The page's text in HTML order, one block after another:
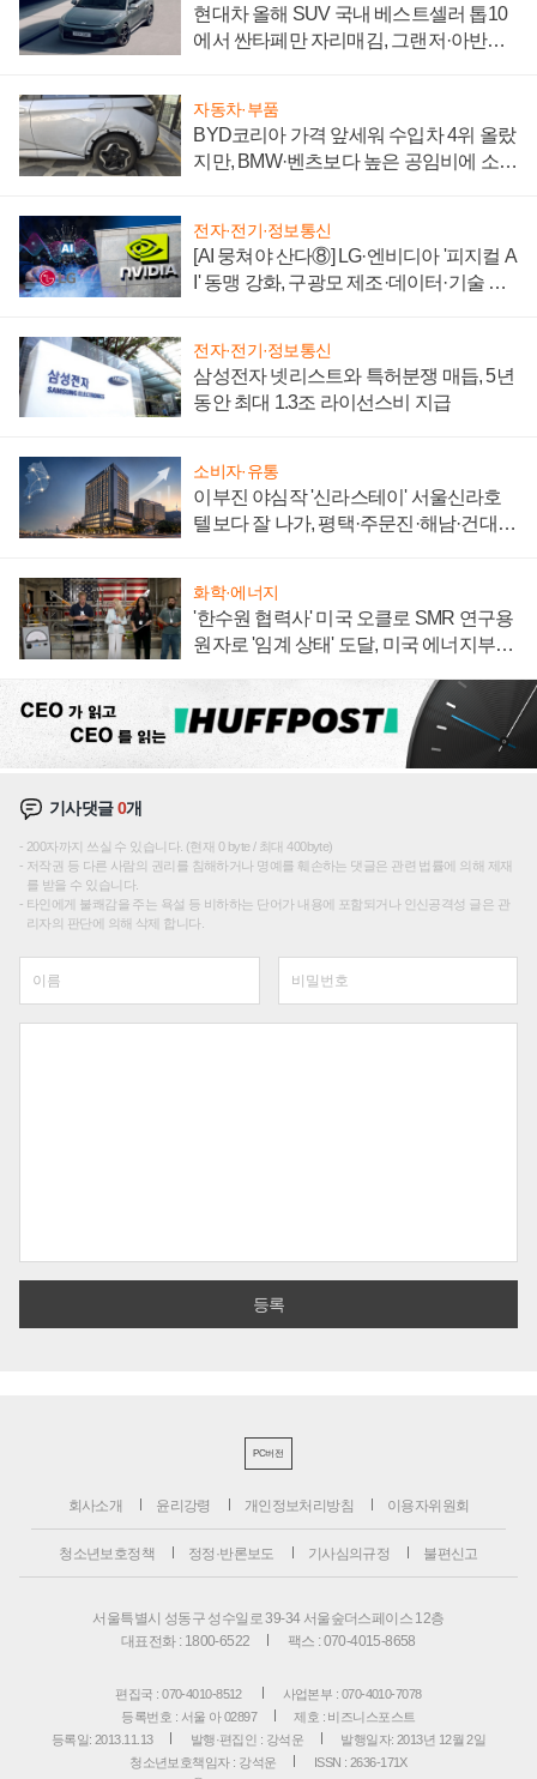
현대차 올해 SUV 국내 베스트셀러 톱10
에서 싼타페만 자리매김, 그랜저·아반떼
자동차·부품
BYD코리아 가격 앞세워 수입차 4위 올랐
지만, BMW·벤츠보다 높은 공임비에 소비
전자·전기·정보통신
[AI 뭉쳐야 산다⑧] LG·엔비디아 '피지컬 A
I' 동맹 강화, 구광모 제조·데이터·기술 결
전자·전기·정보통신
삼성전자 넷리스트와 특허분쟁 매듭, 5년
동안 최대 1.3조 라이선스비 지급
소비자·유통
이부진 야심작 '신라스테이' 서울신라호
텔보다 잘 나가, 평택·주문진·해남·건대로
화학·에너지
'한수원 협력사' 미국 오클로 SMR 연구용
원자로 '임계 상태' 도달, 미국 에너지부
기사댓글0개
200자까지 쓰실 수 있습니다. (현재 0 byte / 최대 400byte)
저작권 등 다른 사람의 권리를 침해하거나 명예를 훼손하는 댓글은 관련 법률에 의해 제재
를 받을 수 있습니다.
타인에게 불쾌감을 주는 욕설 등 비하하는 단어가 내용에 포함되거나 인신공격성 글은 관
리자의 판단에 의해 삭제 합니다.
PC버전
회사소개 윤리강령 개인정보처리방침 이용자위원회
청소년보호정책 정정·반론보도 기사심의규정 불편신고
서울특별시 성동구 성수일로 39-34 서울숲더스페이스 12층
대표전화 : 1800-6522
팩스 : 070-4015-8658
편집국 : 070-4010-8512
사업본부 : 070-4010-7078
등록번호 : 서울 아 02897
제호 : 비즈니스포스트
등록일: 2013.11.13
발행·편집인 : 강석운
발행일자: 2013년 12월 2일
청소년보호책임자 : 강석운
ISSN : 2636-171X